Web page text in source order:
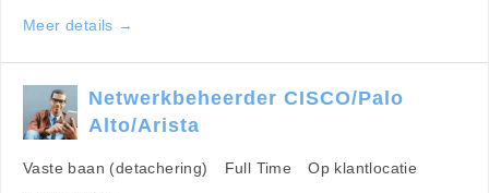
Meer details
Netwerkbeheerder CISCO/Palo
Alto/Arista
Vaste baan (detachering) Full Time
Op klantlocatie